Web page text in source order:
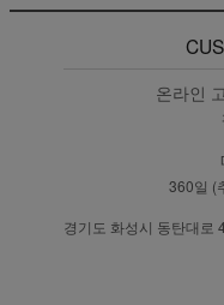
온라인
360일 (
경기도 화성시 동탄대로